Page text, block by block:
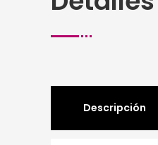
Descripción